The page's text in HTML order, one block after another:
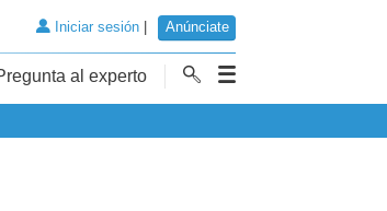
Iniciar sesión| Anúnciate
al experto